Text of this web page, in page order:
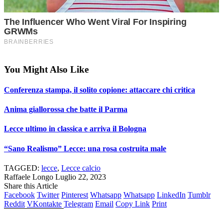
You Might Also Like
Conferenza stampa, il solito copione: attaccare chi critica
Anima giallorossa che batte il Parma
Lecce ultimo in classica e arriva il Bologna
“Sano Realismo” Lecce: una rosa costruita male
TAGGED: lecce, Lecce calcio
Raffaele Longo Luglio 22, 2023
Share this Article
Facebook Twitter Pinterest Whatsapp Whatsapp LinkedIn Tumblr
Reddit VKontakte Telegram Email Copy Link Print